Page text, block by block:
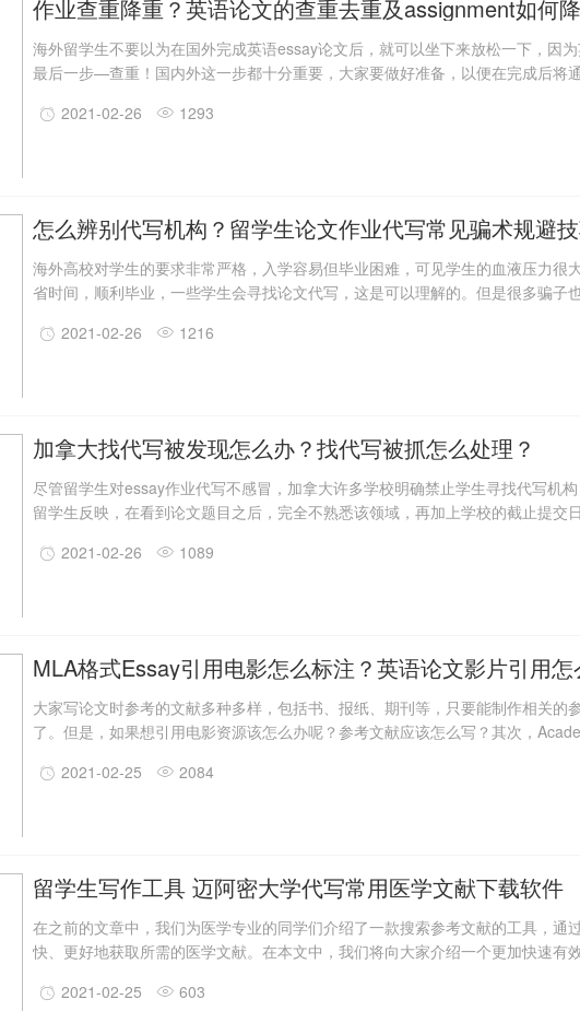
作业查重降重？英语论文的查重去重及assignment如何
解析
海外留学生不要以为在国外完成英语essay论文后，就可以坐下来放松一下，因
最后一步—查重！国内外这一步都十分重要，大家要做好准备，以便在完成后将
如果重复率太高，将被视为抄袭。国外对抄袭也是零容忍态度，大家要特别注意。
2021-02-26 1293
怎么辨别代写机构？留学生论文作业代写常见骗术规避
海外高校对学生的要求非常严格，入学容易但毕业困难，可见学生的血液压力很
省时间，顺利毕业，一些学生会寻找论文代写，这是可以理解的。但是很多骗子
2021-02-26 1216
加拿大找代写被发现怎么办？找代写被抓怎么处理？
尽管留学生对essay作业代写不感冒，加拿大许多学校明确禁止学生寻找代写机
留学生反映，在看到论文题目之后，完全不熟悉该领域，再加上学校的截止提交
生，但一系列问题应运而生，例如essay作业代写机构可靠吗？论文代写会被发现
2021-02-26 1089
MLA格式Essay引用电影怎么标注？英语论文影片引用
注？
大家写论文时参考的文献多种多样，包括书、报纸、期刊等，只要能制作相关的
了。但是，如果想引用电影资源该怎么办呢？参考文献应该怎么写？其次，
2021-02-25 2084
留学生写作工具 迈阿密大学代写常用医学文献下载软件
PubMedPlus
在之前的文章中，我们为医学专业的同学们介绍了一款搜索参考文献的工具，通
快、更好地获取所需的医学文献。在本文中，我们将向大家介绍一个更加快速有
AcademicGod的操作演示吧！对于需要迈阿密代写的同学们来说也不失为一种有
2021-02-25 603